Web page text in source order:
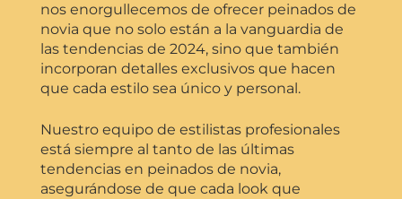
nos enorgullecemos de ofrecer peinados de
novia que no solo están a la vanguardia de
las tendencias de 2024, sino que también
incorporan detalles exclusivos que hacen
que cada estilo sea único y personal.
Nuestro equipo de estilistas profesionales
está siempre al tanto de las últimas
tendencias en peinados de novia,
asegurándose de que cada look que